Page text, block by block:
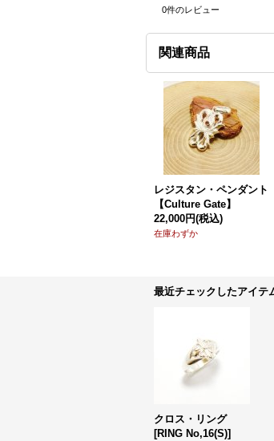
0件のレビュー
関連商品
レジスタン・ペンダント
【Culture Gate】
22,000円(税込)
在庫わずか
最近チェックしたアイテ
クロス・リング
[RING No,16(S)]